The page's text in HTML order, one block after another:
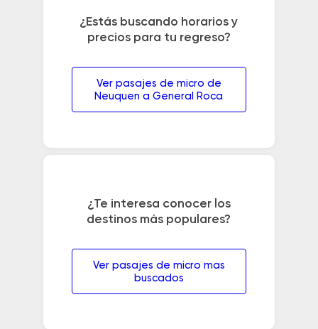
¿Estás buscando horarios y
precios para tu regreso?
Ver pasajes de micro de
Neuquen a General Roca
¿Te interesa conocer los
destinos más populares?
Ver pasajes de micro mas
buscados